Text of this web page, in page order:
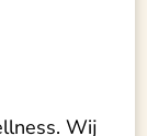
Wij